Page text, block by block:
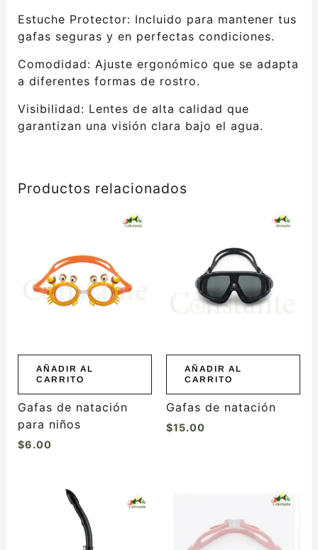
Estuche Protector: Incluido para mantener tus
gafas seguras y en perfectas condiciones.
Comodidad: Ajuste ergonómico que se adapta
a diferentes formas de rostro.
Visibilidad: Lentes de alta calidad que
garantizan una visión clara bajo el agua.
Productos relacionados
AÑADIR AL
CARRITO
Gafas de natación
para niños
$6.00
AÑADIR AL
CARRITO
Gafas de natación
$15.00